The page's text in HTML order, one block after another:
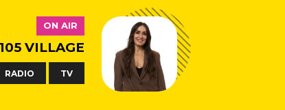
ON AIR
105 VILLAGE
RADIO TV